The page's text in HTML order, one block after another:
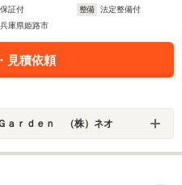
保証付 整備
法定整備付
兵庫県姫路市
見積依頼
ａｒｄｅｎ （株）ネオ